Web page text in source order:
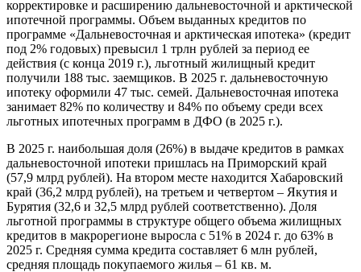
корректировке и расширению дальневосточной и арктической
ипотечной программы. Объем выданных кредитов по
программе «Дальневосточная и арктическая ипотека» (кредит
под 2% годовых) превысил 1 трлн рублей за период ее
действия (с конца 2019 г.), льготный жилищный кредит
получили 188 тыс. заемщиков. В 2025 г. дальневосточную
ипотеку оформили 47 тыс. семей. Дальневосточная ипотека
занимает 82% по количеству и 84% по объему среди всех
льготных ипотечных программ в ДФО (в 2025 г.).
В 2025 г. наибольшая доля (26%) в выдаче кредитов в рамках
дальневосточной ипотеки пришлась на Приморский край
(57,9 млрд рублей). На втором месте находится Хабаровский
край (36,2 млрд рублей), на третьем и четвертом – Якутия и
Бурятия (32,6 и 32,5 млрд рублей соответственно). Доля
льготной программы в структуре общего объема жилищных
кредитов в макрорегионе выросла с 51% в 2024 г. до 63% в
2025 г. Средняя сумма кредита составляет 6 млн рублей,
средняя площадь покупаемого жилья – 61 кв. м.